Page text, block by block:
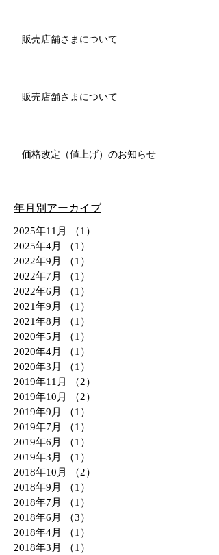
販売店舗さまについて
販売店舗さまについて
価格改定（値上げ）のお知らせ
年月別アーカイブ
2025年11月 （1）
2025年4月
（1）
2022年9月
（1）
2022年7月
（1）
2022年6月
（1）
2021年9月
（1）
2021年8月
（1）
2020年5月
（1）
2020年4月
（1）
2020年3月
（1）
2019年11月
（2）
2019年10月
（2）
2019年9月
（1）
2019年7月
（1）
2019年6月
（1）
2019年3月
（1）
2018年10月
（2）
2018年9月
（1）
2018年7月
（1）
2018年6月
（3）
2018年4月
（1）
2018年3月
（1）